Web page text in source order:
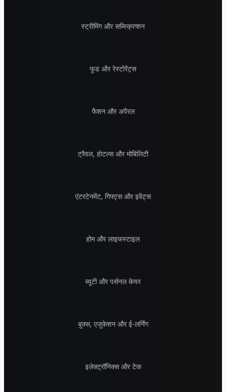
स्ट्रीमिंग और सब्स्क्रिप्शन
फूड और रेस्टोरेंट्स
फैशन और अपैरल
ट्रैवल, होटल्स और मोबिलिटी
एंटरटेनमेंट, गिफ्ट्स और इवेंट्स
होम और लाइफस्टाइल
ब्यूटी और पर्सनल केयर
बुक्स, एजुकेशन और ई-लर्निंग
इलेक्ट्रॉनिक्स और टेक